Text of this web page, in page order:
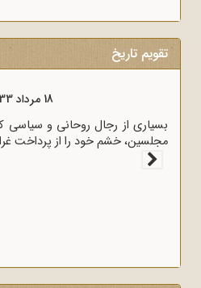
تقویم تاریخ
18 مرداد 1333
بسیاری از رجال روحانی و سیاسی
مجلسین، خشم خود را از پرداخت